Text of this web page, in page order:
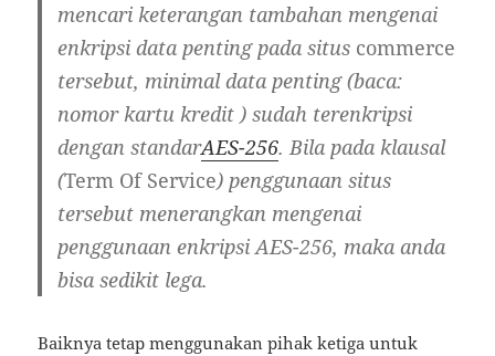
mencari keterangan tambahan mengenai
enkripsi data penting pada situs commerce
tersebut, minimal data penting (baca:
nomor kartu kredit ) sudah terenkripsi
dengan standarAES-256. Bila pada klausal
(Term Of Service) penggunaan situs
tersebut menerangkan mengenai
penggunaan enkripsi AES-256, maka anda
bisa sedikit lega.
Baiknya tetap menggunakan pihak ketiga untuk